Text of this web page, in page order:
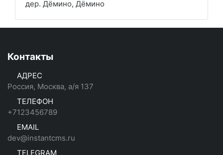
дер. Дёмино, Дёмино
Контакты
АДРЕС
Россия, Москва, а/я 137
ТЕЛЕФОН
+7123456789
EMAIL
dev@instantcms.ru
TELEGRAM